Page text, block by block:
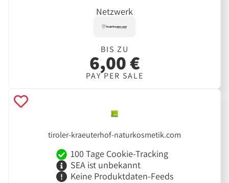
Netzwerk
BIS ZU
6,00 €
PAY PER SALE
tiroler-kraeuterhof-naturkosmetik.com
100 Tage Cookie-Tracking
SEA ist unbekannt
Keine Produktdaten-Feeds